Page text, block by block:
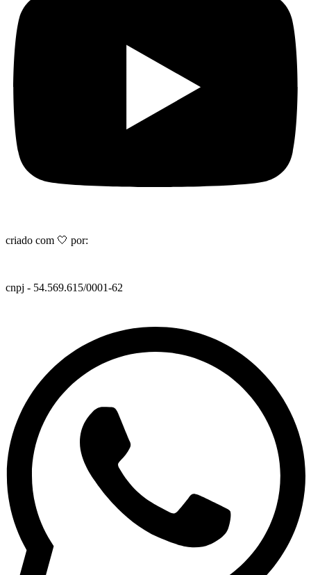
criado com 🤍 por:
cnpj - 54.569.615/0001-62